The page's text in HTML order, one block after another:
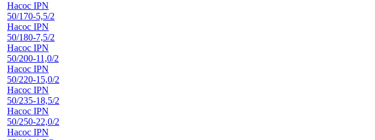
Насос IPN
50/170-5,5/2
Насос IPN
50/180-7,5/2
Насос IPN
50/200-11,0/2
Насос IPN
50/220-15,0/2
Насос IPN
50/235-18,5/2
Насос IPN
50/250-22,0/2
Насос IPN